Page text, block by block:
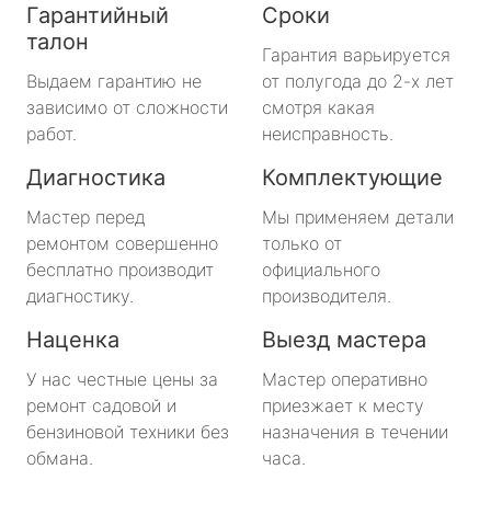
Гарантийный
талон
Выдаем гарантию не
зависимо от сложности
работ.
Сроки
Гарантия варьируется
от полугода до 2-х лет
смотря какая
неисправность.
Диагностика
Мастер перед
ремонтом совершенно
бесплатно производит
диагностику.
Комплектующие
Мы применяем детали
только от
официального
производителя.
Наценка
У нас честные цены за
ремонт садовой и
бензиновой техники без
обмана.
Выезд мастера
Мастер оперативно
приезжает к месту
назначения в течении
часа.